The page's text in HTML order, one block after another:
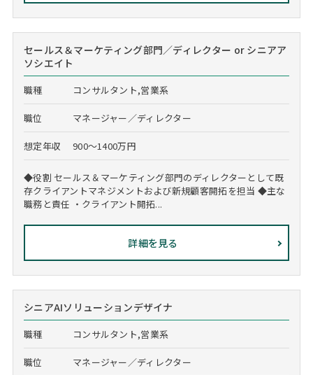
セールス＆マーケティング部門／ディレクター or シニアア
ソシエイト
職種 コンサルタント,営業系
職位 マネージャー／ディレクター
想定年収 900～1400万円
◆役割 セールス＆マーケティング部門のディレクターとして既
存クライアントマネジメントおよび新規顧客開拓を担当 ◆主な
職務と責任 ・クライアント開拓...
詳細を見る
シニアAIソリューションデザイナ
職種 コンサルタント,営業系
職位 マネージャー／ディレクター